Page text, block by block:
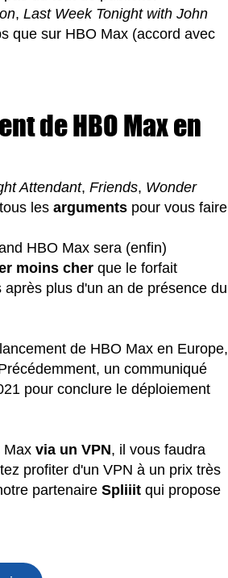
,Last Week Tonight with John
que sur HBO Max (accord avec
de HBO Max en
Attendant, Friends, Wonder
lesarguments pour vous faire
HBO Max sera (enfin)
moins cher que le forfait
plus d'un an de présence du
de HBO Max en Europe,
un communiqué
pour conclure le déploiement
Maxvia un VPN, il vous faudra
profiter d'un VPN à un prix très
partenaireSpliiit qui propose